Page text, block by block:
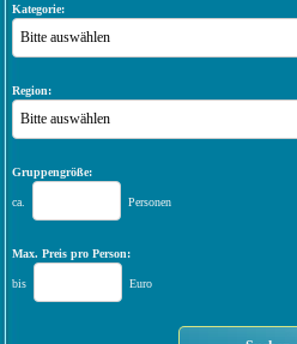
Kategorie:
Bitte auswählen
Region:
Bitte auswählen
Gruppengröße:
ca. Personen
Max. Preis pro Person:
bis Euro